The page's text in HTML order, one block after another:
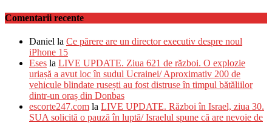
Comentarii recente
Daniel la Ce părere are un director executiv despre noul
iPhone 15
Eses la LIVE UPDATE. Ziua 621 de război. O explozie
uriașă a avut loc în sudul Ucrainei/ Aproximativ 200 de
vehicule blindate rusești au fost distruse în timpul bătăliilor
dintr-un oraș din Donbas
escorte247.com la LIVE UPDATE. Război în Israel, ziua 30.
SUA solicită o pauză în luptă/ Israelul spune că are nevoie de